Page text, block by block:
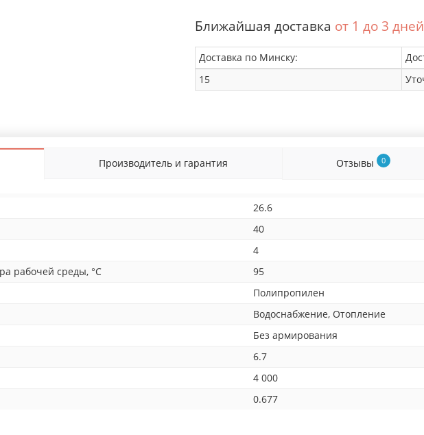
Ближайшая доставка от 1 до 3 дней
Доставка по Минску:
15
Производитель и гарантия Отзывы 0
26.6
40
4
рабочей среды, °С
95
Полипропилен
Водоснабжение, Отопление
Без армирования
6.7
4 000
0.677